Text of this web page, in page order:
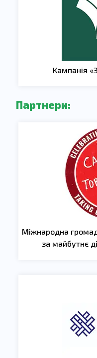
Кампанія
Партнери:
Міжнародна
за майбутнє